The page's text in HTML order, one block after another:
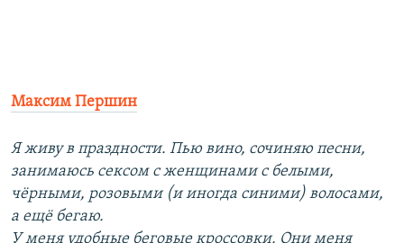
Максим Першин
Я живу в праздности. Пью вино, сочиняю песни,
занимаюсь сексом с женщинами с белыми,
чёрными, розовыми (и иногда синими) волосами,
а ещё бегаю.
У меня удобные беговые кроссовки. Они меня